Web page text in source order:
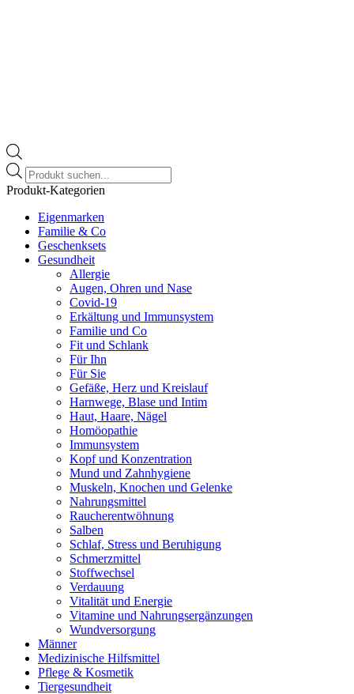
Products
search
Produkt-Kategorien
Eigenmarken
Familie & Co
Geschenksets
Gesundheit
Allergie
Augen, Ohren und Nase
Covid-19
Erkältung und Immunsystem
Familie und Co
Fit und Schlank
Für Ihn
Für Sie
Gefäße, Herz und Kreislauf
Harnwege, Blase und Intim
Haut, Haare, Nägel
Homöopathie
Immunsystem
Kopf und Konzentration
Mund und Zahnhygiene
Muskeln, Knochen und Gelenke
Nahrungsmittel
Raucherentwöhnung
Salben
Schlaf, Stress und Beruhigung
Schmerzmittel
Stoffwechsel
Verdauung
Vitalität und Energie
Vitamine und Nahrungsergänzungen
Wundversorgung
Männer
Medizinische Hilfsmittel
Pflege & Kosmetik
Tiergesundheit